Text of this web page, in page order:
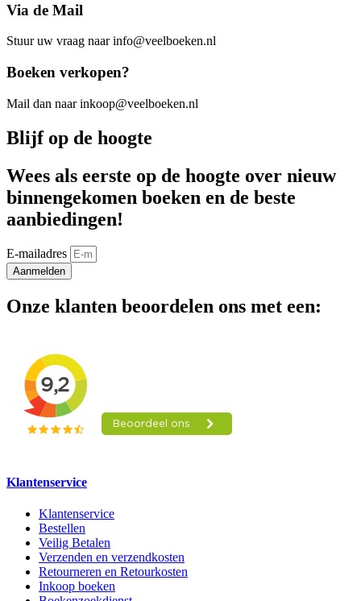
Via de Mail
Stuur uw vraag naar info@veelboeken.nl
Boeken verkopen?
Mail dan naar inkoop@veelboeken.nl
Blijf op de hoogte
Wees als eerste op de hoogte over nieuw
binnengekomen boeken en de beste
aanbiedingen!
E-mailadres
Aanmelden
Onze klanten beoordelen ons met een:
Klantenservice
Klantenservice
Bestellen
Veilig Betalen
Verzenden en verzendkosten
Retourneren en Retourkosten
Inkoop boeken